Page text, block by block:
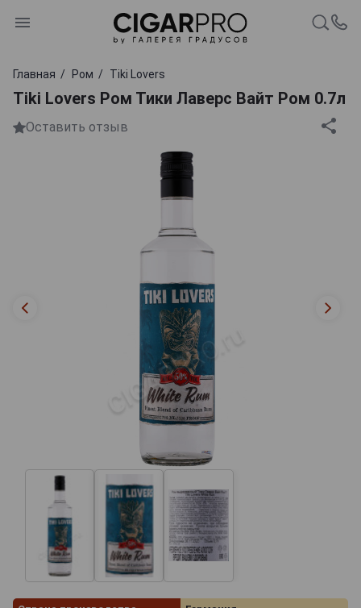
Главная Ром Tiki Lovers
Tiki Lovers Ром Тики Лаверс Вайт Ром 0.7л
Оставить отзыв